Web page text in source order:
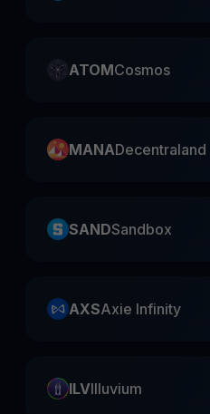
ATOMCosmos
MANADecentraland
SANDSandbox
AXSAxie Infinity
ILVIlluvium